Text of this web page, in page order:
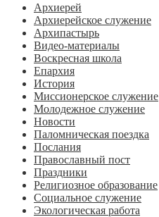
Архиерей
Архиерейское служение
Архипастырь
Видео-материалы
Воскресная школа
Епархия
История
Миссионерское служение
Молодежное служение
Новости
Паломническая поездка
Послания
Православный пост
Праздники
Религиозное образование
Социальное служение
Экологическая работа